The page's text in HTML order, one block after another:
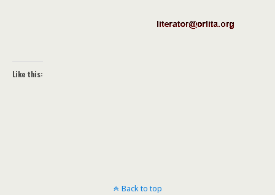
Like this:
Back to top